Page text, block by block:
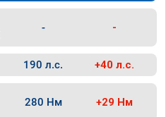
- -
190 л.с. +40 л.с.
280 Нм +29 Нм